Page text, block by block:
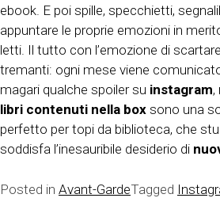
ebook. E poi spille, specchietti,
appuntare le proprie emozioni in
letti. Il tutto con l’emozione di
tremanti: ogni mese viene
magari qualche spoiler su instagram,
libri contenuti nella box sono una
perfetto per topi da biblioteca, che
soddisfa l’inesauribile desiderio di
Posted in Avant-GardeTagged